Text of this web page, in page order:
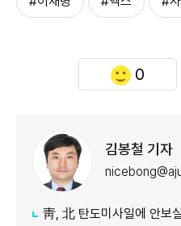
0
김봉철 기자
靑, 北 탄도미사일에 안보실 긴급